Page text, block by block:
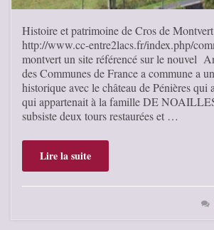
Histoire et patrimoine de Cros de
http://www.cc-entre2lacs.fr/index.php/
montvert un site référencé sur le nouvel
des Communes de France a commune a
historique avec le château de Pénières qui
qui appartenait à la famille DE
subsiste deux tours restaurées et …
Lire la suite